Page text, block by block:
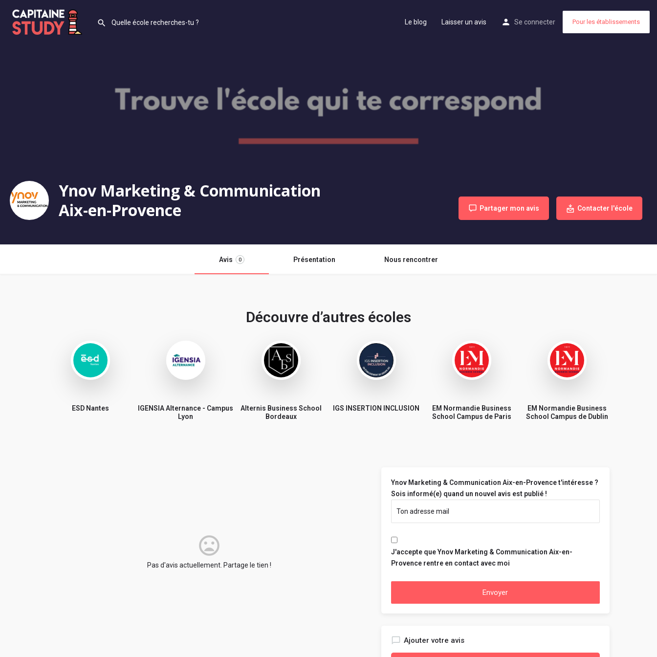
Le blog Laisser un avis Se connecter Pour les établissements
Ynov Marketing & Communication
Aix-en-Provence
Partager mon avis Contacter l'école
Avis 0 Présentation Nous rencontrer
Découvre d’autres écoles
ESD Nantes
IGENSIA Alternance - Campus
Lyon
Alternis Business School
Bordeaux
IGS INSERTION INCLUSION
EM Normandie Business
School Campus de Paris
EM Normandie Business
School Campus de Dublin
Pas d'avis actuellement. Partage le tien !
Ynov Marketing & Communication Aix-en-Provence t'intéresse ?
Sois informé(e) quand un nouvel avis est publié !
J'accepte que Ynov Marketing & Communication Aix-en-
Provence rentre en contact avec moi
Envoyer
Ajouter votre avis